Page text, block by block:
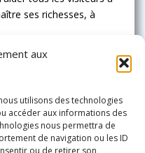
aux
utilisons des technologies
accéder aux informations des
nous permettra de
de navigation ou les ID
ou de retirer son
ses richesses, à